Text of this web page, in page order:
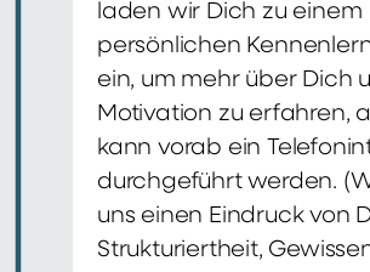
laden wir Dich zu einem
persönlichen
ein, um mehr über Dich
Motivation zu erfahren,
kann vorab ein
durchgeführt werden.
uns einen Eindruck von
Strukturiertheit,